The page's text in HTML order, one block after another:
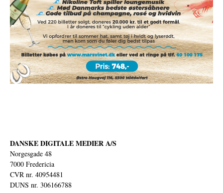
DANSKE DIGITALE MEDIER A/S
Norgesgade 48
7000 Fredericia
CVR nr. 40954481
DUNS nr. 306166788